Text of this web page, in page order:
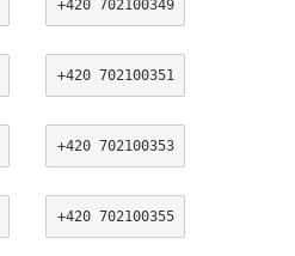
+420 702100349
+420 702100351
+420 702100353
+420 702100355